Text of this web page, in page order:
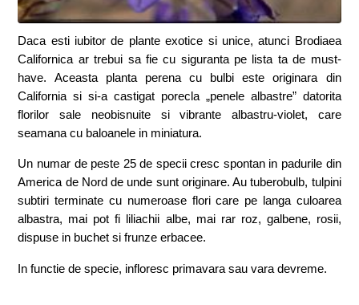
Daca esti iubitor de plante exotice si unice, atunci Brodiaea
Californica ar trebui sa fie cu siguranta pe lista ta de must-
have. Aceasta planta perena cu bulbi este originara din
California si si-a castigat porecla „penele albastre” datorita
florilor sale neobisnuite si vibrante albastru-violet, care
seamana cu baloanele in miniatura.
Un numar de peste 25 de specii cresc spontan in padurile din
America de Nord de unde sunt originare. Au tuberobulb, tulpini
subtiri terminate cu numeroase flori care pe langa culoarea
albastra, mai pot fi liliachii albe, mai rar roz, galbene, rosii,
dispuse in buchet si frunze erbacee.
In functie de specie, infloresc primavara sau vara devreme.